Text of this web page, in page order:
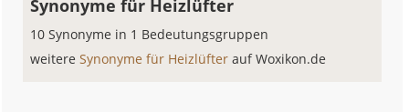
Synonyme für Heizlüfter
10 Synonyme in 1 Bedeutungsgruppen
weitereSynonyme für Heizlüfterauf Woxikon.de